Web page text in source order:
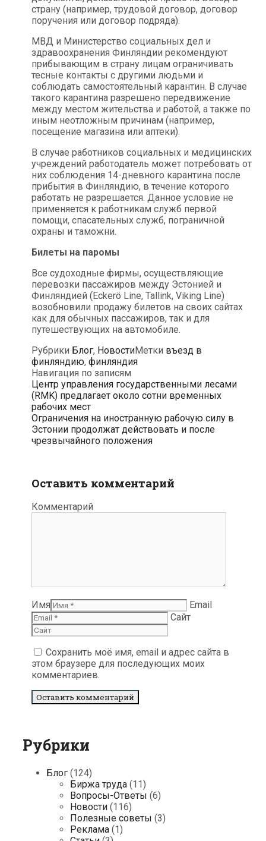
страну (например, трудовой договор, договор
поручения или договор подряда).
МВД и Министерство социальных дел и
здравоохранения Финляндии рекомендуют
прибывающим в страну лицам ограничивать
тесные контакты с другими людьми и
соблюдать самостоятельный карантин. В случае
такого карантина разрешено передвижение
между местом жительства и работой, а также по
иным неотложным причинам (например,
посещение магазина или аптеки).
В случае работников социальных и медицинских
учреждений работодатель может потребовать от
них соблюдения 14-дневного карантина после
прибытия в Финляндию, в течение которого
работать не разрешается. Данное условие не
применяется к работникам служб первой
помощи, спасательных служб, пограничной
охраны и таможни.
Билеты на паромы
Все судоходные фирмы, осуществляющие
перевозки пассажиров между Эстонией и
Финляндией (Eckerö Line, Tallink, Viking Line)
возобновили продажу билетов на своих сайтах
как для обычных пассажиров, так и для
путешествующих на автомобиле.
Рубрики Блог, НовостиМетки въезд в
финляндию, финляндия
Навигация по записям
Центр управления государственными лесами
(RMK) предлагает около сотни временных
рабочих мест
Ограничения на иностранную рабочую силу в
Эстонии продолжат действовать и после
чрезвычайного положения
Оставить комментарий
Комментарий
Имя
Email
Сайт
Сохранить моё имя, email и адрес сайта в
этом браузере для последующих моих
комментариев.
Рубрики
Блог (124)
Биржа труда (11)
Вопросы-Ответы (6)
Новости (116)
Полезные советы (3)
Реклама (1)